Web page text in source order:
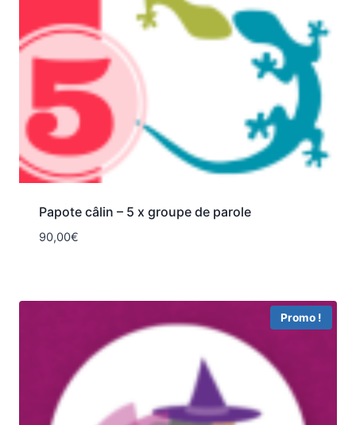
Papote câlin – 5 x groupe de parole
90,00€
Promo !